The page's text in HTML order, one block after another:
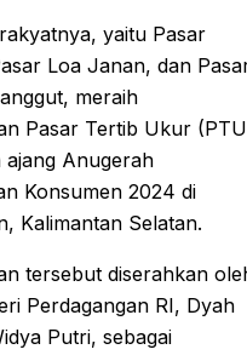
yaitu Pasar
Loa Janan, dan
meraih
Pasar Tertib Ukur
ajang Anugerah
Konsumen 2024 di
Kalimantan Selatan.
tersebut diserahkan
Perdagangan RI, Dyah
Putri, sebagai